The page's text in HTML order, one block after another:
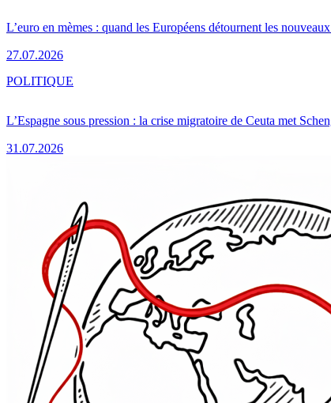
L’euro en mèmes : quand les Européens détournent les
27.07.2026
L’Espagne sous pression : la crise migratoire de Ceuta met
31.07.2026
POLITIQUE